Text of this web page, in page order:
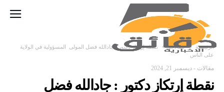
‫الرئيسية‬ مقالات
نقطة إرتكاز دكتور : جادالله فضل المولى المسؤولية في الولاية
على الناس
مقالات - ديسمبر 21, 2024
نقطة إرتكاز دكتور : جادالله فضل